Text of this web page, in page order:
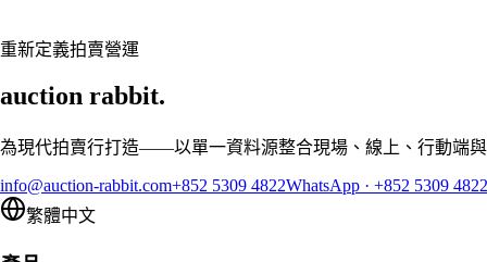
重新定義拍賣營運
auction rabbit.
為現代拍賣行打造——以單一資料源整合現場、線上、行動端
info@auction-rabbit.com+852 5309 4822WhatsApp · +852 5309 4822
繁體中文